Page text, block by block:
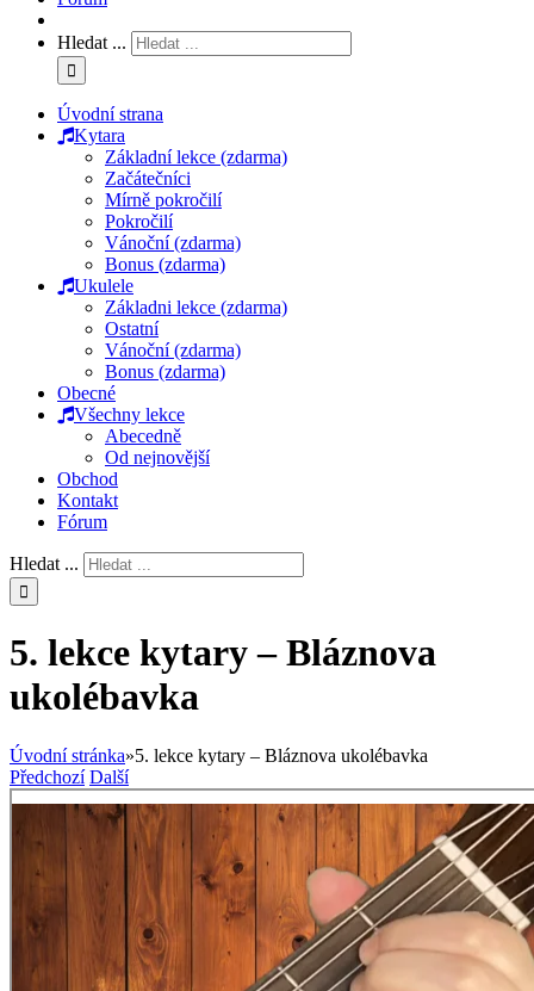
Hledat ...
Úvodní strana
Kytara
Základní lekce (zdarma)
Začátečníci
Mírně pokročilí
Pokročilí
Vánoční (zdarma)
Bonus (zdarma)
Ukulele
Základni lekce (zdarma)
Ostatní
Vánoční (zdarma)
Bonus (zdarma)
Obecné
Všechny lekce
Abecedně
Od nejnovější
Obchod
Kontakt
Fórum
Hledat ...
5. lekce kytary – Bláznova
ukolébavka
Úvodní stránka»5. lekce kytary – Bláznova ukolébavka
Předchozí Další